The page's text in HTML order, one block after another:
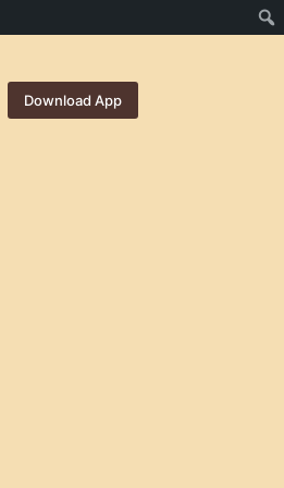
Download App